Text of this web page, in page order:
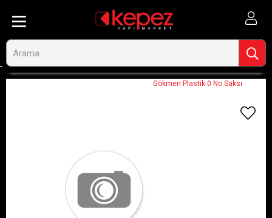
Gökmen Plastik 0 No Saksı